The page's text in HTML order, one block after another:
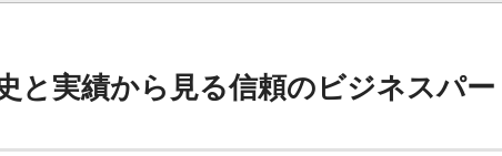
と実績から見る信頼のビジネスパー